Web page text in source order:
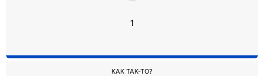
1
КАК ТАК-ТО?